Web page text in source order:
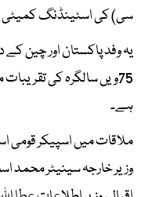
سی) کی اسٹینڈنگ کمیٹی
یہ وفد پاکستان اور چین
75ویں سالگرہ کی
ہے۔
ملاقات میں اسپیکر قومی
وزیر خارجہ سینیٹر محمد